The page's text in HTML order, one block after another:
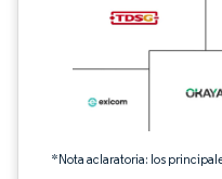
*Nota aclaratoria: los